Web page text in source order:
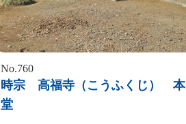
No.760
時宗 高福寺（こうふくじ） 本
堂